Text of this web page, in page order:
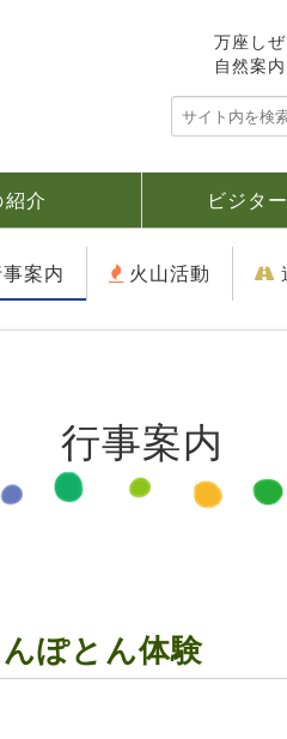
万座し
自然案
検
索
介 ビジタ
案内 火山活動
行事案内
ぽとん体験